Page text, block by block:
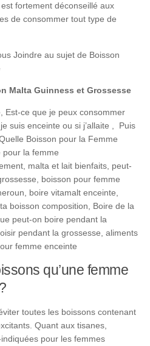
fortement déconseillé aux
de consommer tout type de
Joindre au sujet de Boisson
Malta Guinness et Grossesse
Est-ce que je peux consommer
suis enceinte ou si j’allaite , Puis
Boisson pour la Femme
pour la femme
malta et lait bienfaits, peut-
boisson pour femme
boire vitamalt enceinte,
boisson composition, Boire de la
peut-on boire pendant la
pendant la grossesse, aliments
femme enceinte
qu’une femme
toutes les boissons contenant
Quant aux tisanes,
pour les femmes